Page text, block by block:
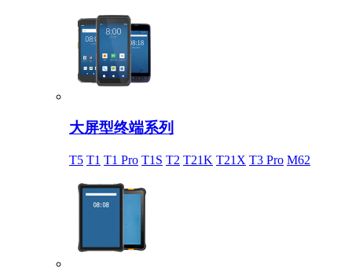
大屏型终端系列
T5 T1 T1 Pro T1S T2 T21K T21X T3 Pro M62